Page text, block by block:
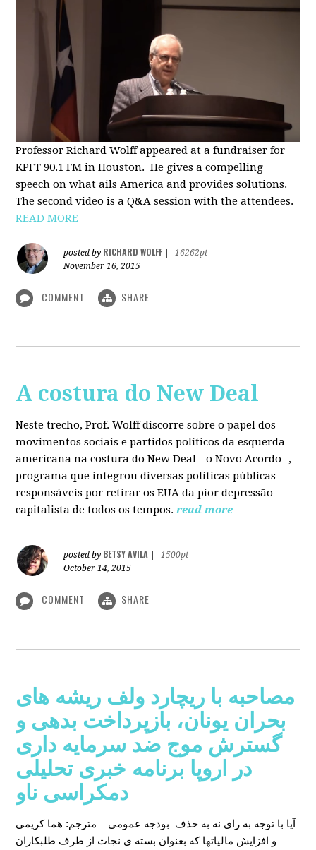
Professor Richard Wolff appeared at a fundraiser for
KPFT 90.1 FM in Houston. He gives a compelling
speech on what ails America and provides solutions.
The second video is a Q&A session with the attendees.
READ MORE
posted by RICHARD WOLFF
16262pt
November 16, 2015
COMMENT SHARE
A costura do New Deal
Neste trecho, Prof. Wolff discorre sobre o papel dos
movimentos sociais e partidos políticos da esquerda
americana na costura do New Deal - o Novo Acordo -,
programa que integrou diversas políticas públicas
responsáveis por retirar os EUA da pior depressão
capitalista de todos os tempos. read more
posted by BETSY AVILA
1500pt
October 14, 2015
COMMENT SHARE
مصاحبه با ریچارد ولف ریشه های
بحران یونان، بازپرداخت بدهی و
گسترش موج ضد سرمایه داری
در اروپا برنامه خبری تحلیلی
دمکراسی ناو
مترجم: هما کریمی
آیا با توجه به رای نه به حذف بودجه عمومی
و افزایش مالیاتها که بعنوان بسته ی نجات از طرف طلبکاران